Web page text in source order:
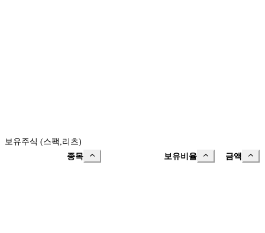
보유주식 (스팩,리츠)
종목
보유비율 금액